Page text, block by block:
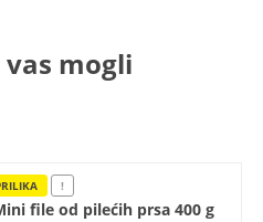
mogli
!
file od pilećih prsa 400 g